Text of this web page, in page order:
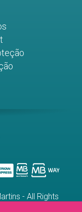
- All Rights